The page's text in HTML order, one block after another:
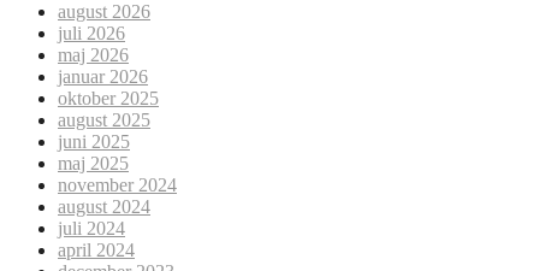
august 2026
juli 2026
maj 2026
januar 2026
oktober 2025
august 2025
juni 2025
maj 2025
november 2024
august 2024
juli 2024
april 2024